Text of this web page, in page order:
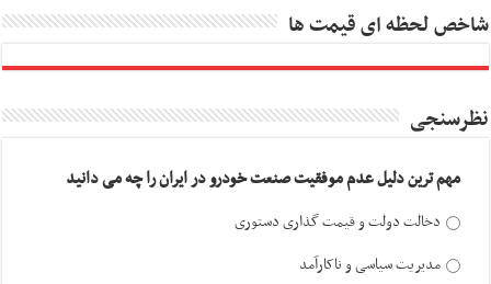
شاخص لحظه ای قیمت ها
نظرسنجی
مهم ترین دلیل عدم موفقیت صنعت خودرو در ایران را چه می دانید
دخالت دولت و قیمت گذاری دستوری
مدیریت سیاسی و ناکارآمد